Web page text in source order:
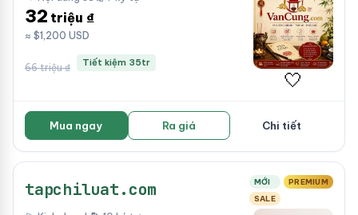
32 triệu ₫
≈ $1,200 USD
66 triệu ₫ Tiết kiệm 35tr
🤍
Mua ngay Ra giá Chi tiết
tapchiluat.com MỚI
PREMIUM
SALE